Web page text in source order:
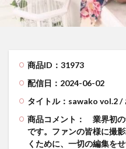
商品ID：31973
配信日：2024-06-02
タイトル：sawako vol.2 /
商品コメント：
業界初の
です。ファンの皆様に撮
くために、一切の編集を